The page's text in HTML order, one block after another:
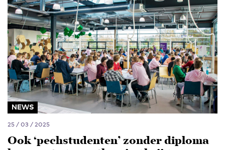
NEWS
25 / 03 / 2025
Ook ‘pechstudenten’ zonder diploma